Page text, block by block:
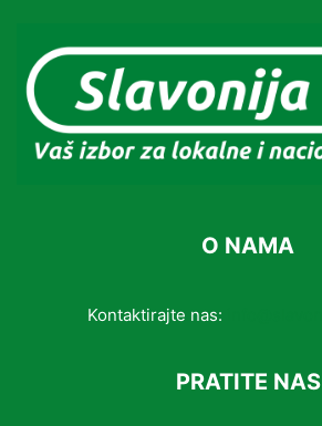
O NAMA
Kontaktirajte nas:
PRATITE NAS